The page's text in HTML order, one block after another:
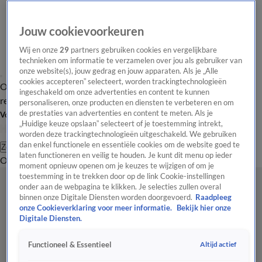
Overzicht Laatste nieuws Regionieuws Het beste van Hart
Tip de
redactie
Volg Hart van Nederland
Zoeken
OverzichtRegioUitzendingenWeerTip de redactiePanelVideo's
Jouw cookievoorkeuren
Wij en onze29 partners gebruiken cookies en vergelijkbare
technieken om informatie te verzamelen over jou als gebruiker van
onze website(s), jouw gedrag en jouw apparaten. Als je „Alle
cookies accepteren” selecteert, worden trackingtechnologieën
ingeschakeld om onze advertenties en content te kunnen
personaliseren, onze producten en diensten te verbeteren en om
de prestaties van advertenties en content te meten. Als je
„Huidige keuze opslaan” selecteert of je toestemming intrekt,
worden deze trackingtechnologieën uitgeschakeld. We gebruiken
dan enkel functionele en essentiële cookies om de website goed te
laten functioneren en veilig te houden. Je kunt dit menu op ieder
moment opnieuw openen om je keuzes te wijzigen of om je
toestemming in te trekken door op de link Cookie-instellingen
onder aan de webpagina te klikken. Je selecties zullen overal
binnen onze Digitale Diensten worden doorgevoerd. Raadpleeg
onze Cookieverklaring voor meer informatie.
Bekijk hier onze
Digitale Diensten.
Functioneel & Essentieel Altijd actief